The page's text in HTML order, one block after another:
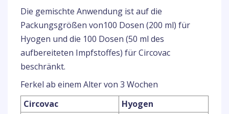
Die gemischte Anwendung ist auf die
Packungsgrößen von100 Dosen (200 ml) für
Hyogen und die 100 Dosen (50 ml des
aufbereiteten Impfstoffes) für Circovac
beschränkt.
Ferkel ab einem Alter von 3 Wochen
Circovac
Hyogen